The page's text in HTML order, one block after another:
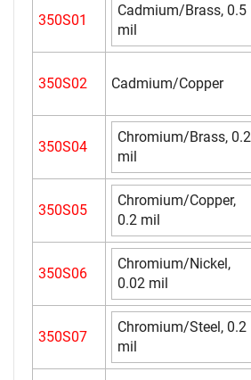
350S01
Cadmium/Brass, 0.5
mil
350S02 Cadmium/Copper
350S04
Chromium/Brass, 0.2
mil
350S05
Chromium/Copper,
0.2 mil
350S06
Chromium/Nickel,
0.02 mil
350S07
Chromium/Steel, 0.2
mil